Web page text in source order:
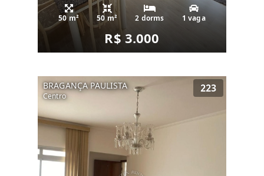
50 m² 50 m² 2 dorms 1 vaga
R$ 3.000
BRAGANÇA PAULISTA
Centro
223